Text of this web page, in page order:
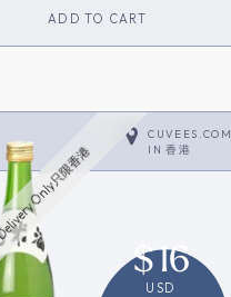
ADD TO CART
CUVEES.COM
IN香港
Only只限香港
$16
USD